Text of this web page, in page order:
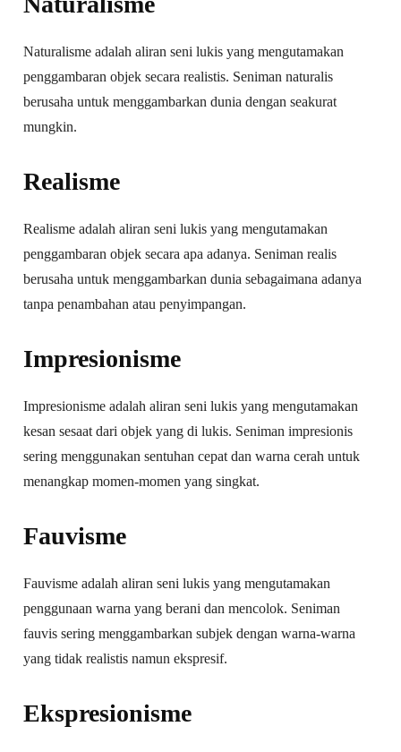
Naturalisme adalah aliran seni lukis yang mengutamakan
penggambaran objek secara realistis. Seniman naturalis
berusaha untuk menggambarkan dunia dengan seakurat
mungkin.
Realisme
Realisme adalah aliran seni lukis yang mengutamakan
penggambaran objek secara apa adanya. Seniman realis
berusaha untuk menggambarkan dunia sebagaimana adanya
tanpa penambahan atau penyimpangan.
Impresionisme
Impresionisme adalah aliran seni lukis yang mengutamakan
kesan sesaat dari objek yang di lukis. Seniman impresionis
sering menggunakan sentuhan cepat dan warna cerah untuk
menangkap momen-momen yang singkat.
Fauvisme
Fauvisme adalah aliran seni lukis yang mengutamakan
penggunaan warna yang berani dan mencolok. Seniman
fauvis sering menggambarkan subjek dengan warna-warna
yang tidak realistis namun ekspresif.
Ekspresionisme